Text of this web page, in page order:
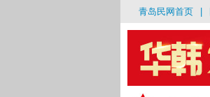
青岛民网首页